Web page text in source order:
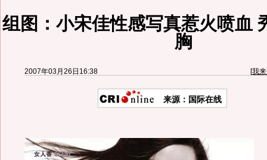
组图：小宋佳性感写真惹火喷血
胸
2007年03月26日16:38 [我
来源：国际在线